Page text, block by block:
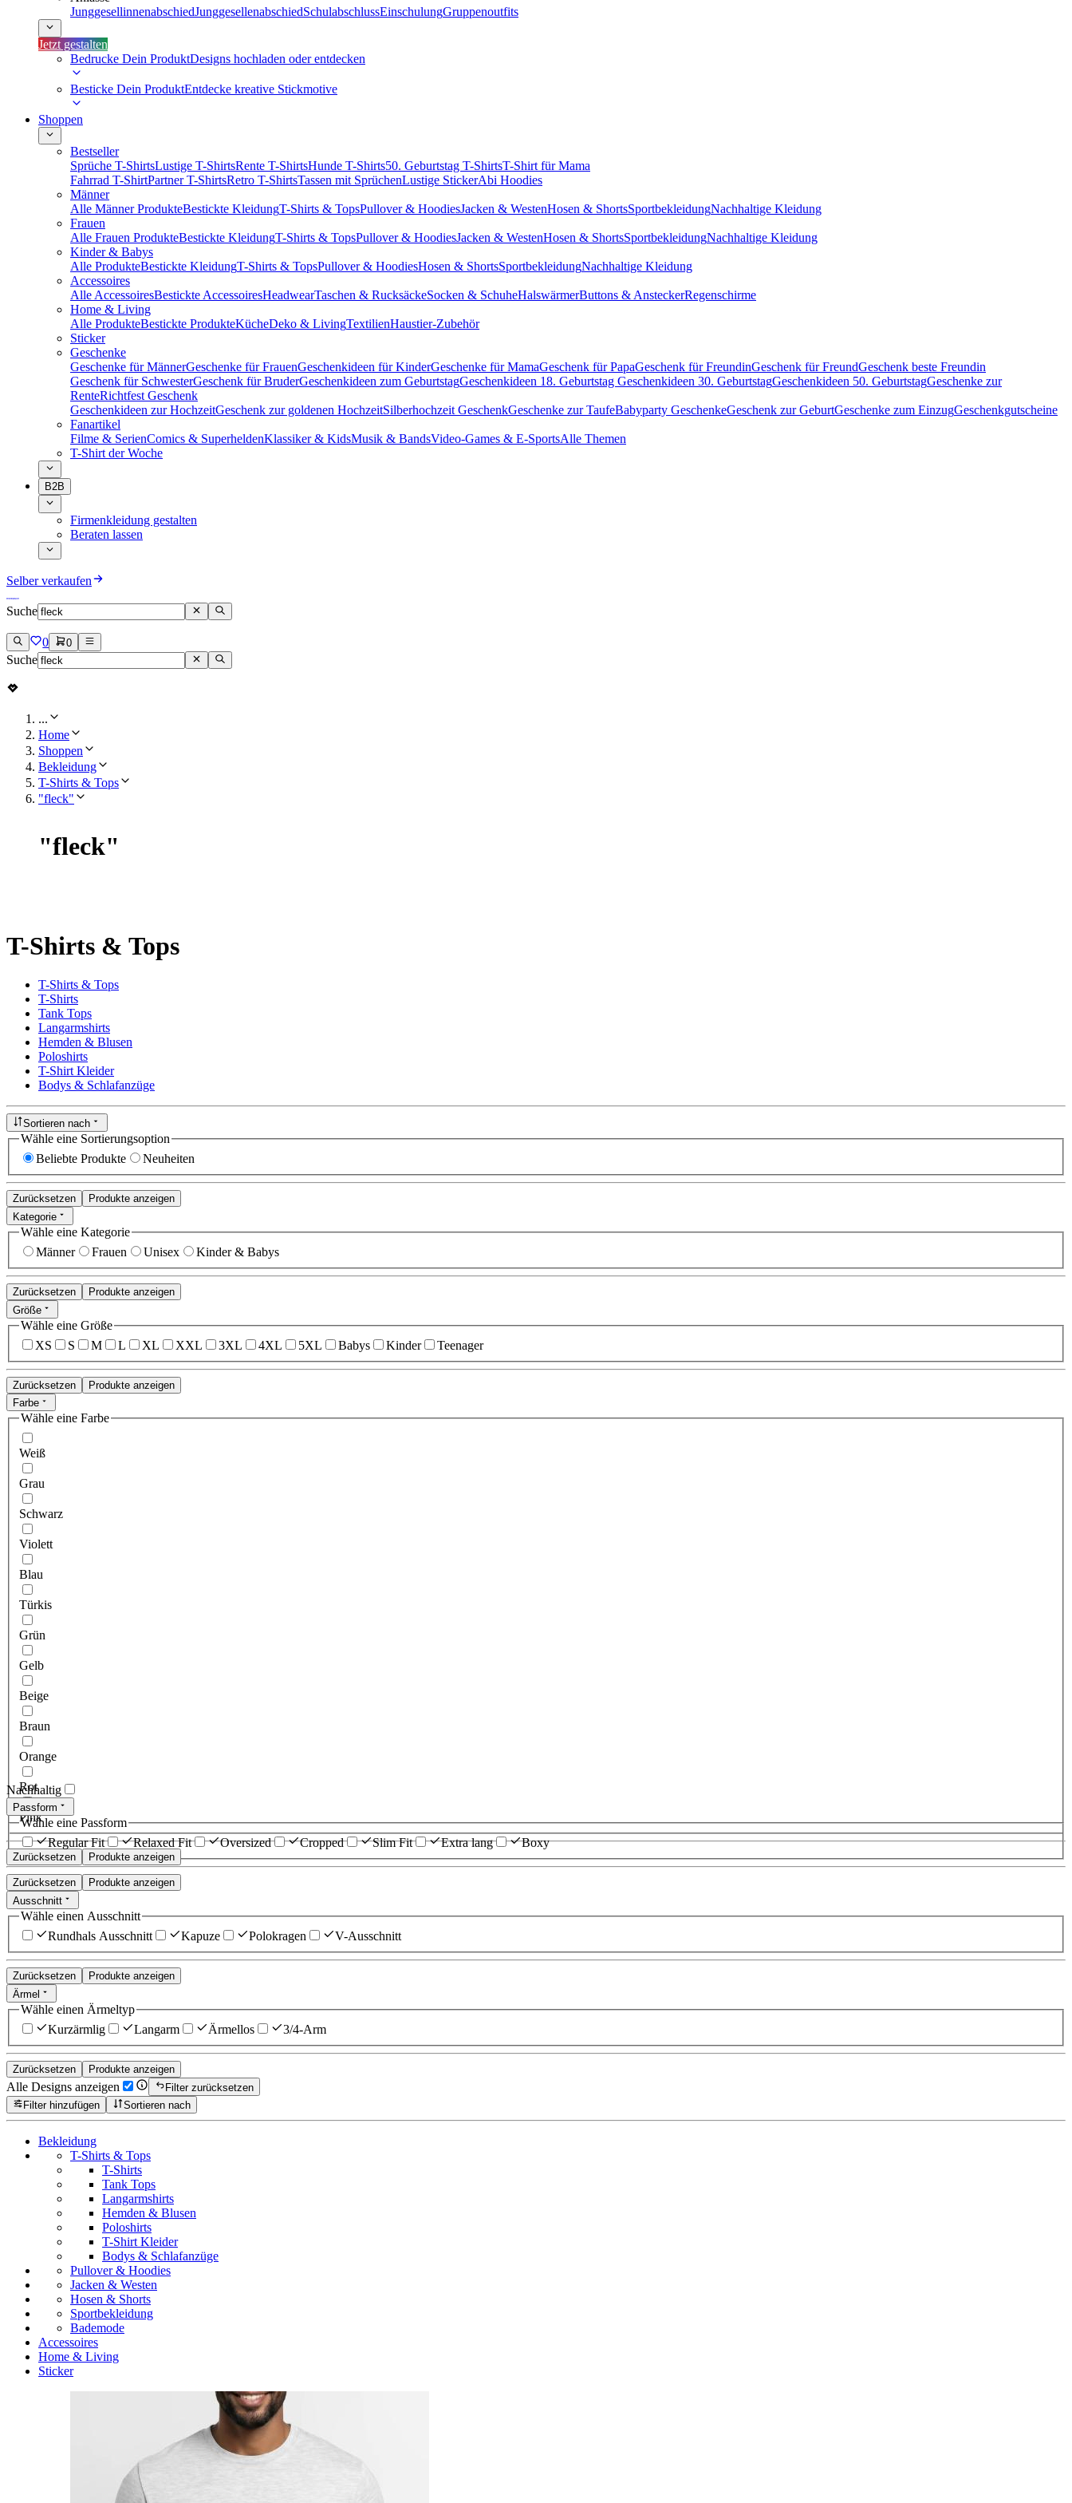
JunggesellinnenabschiedJunggesellenabschiedSchulabschlussEinschulungGruppenoutfits
Jetzt gestalten
Bedrucke Dein ProduktDesigns hochladen oder entdecken
Besticke Dein ProduktEntdecke kreative Stickmotive
Shoppen
Bestseller
Sprüche T-ShirtsLustige T-ShirtsRente T-ShirtsHunde T-Shirts50. Geburtstag T-ShirtsT-Shirt für Mama
Fahrrad T-ShirtPartner T-ShirtsRetro T-ShirtsTassen mit SprüchenLustige StickerAbi Hoodies
Männer
Alle Männer ProdukteBestickte KleidungT-Shirts & TopsPullover & HoodiesJacken & WestenHosen & ShortsSportbekleidungNachhaltige Kleidung
Frauen
Alle Frauen ProdukteBestickte KleidungT-Shirts & TopsPullover & HoodiesJacken & WestenHosen & ShortsSportbekleidungNachhaltige Kleidung
Kinder & Babys
Alle ProdukteBestickte KleidungT-Shirts & TopsPullover & HoodiesHosen & ShortsSportbekleidungNachhaltige Kleidung
Accessoires
Alle AccessoiresBestickte AccessoiresHeadwearTaschen & RucksäckeSocken & SchuheHalswärmerButtons & AnsteckerRegenschirme
Home & Living
Alle ProdukteBestickte ProdukteKücheDeko & LivingTextilienHaustier-Zubehör
Sticker
Geschenke
Geschenke für MännerGeschenke für FrauenGeschenkideen für KinderGeschenke für MamaGeschenk für PapaGeschenk für FreundinGeschenk für FreundGeschenk beste Freundin
Geschenk für SchwesterGeschenk für BruderGeschenkideen zum GeburtstagGeschenkideen 18. Geburtstag Geschenkideen 30. GeburtstagGeschenkideen 50. GeburtstagGeschenke zur
RenteRichtfest Geschenk
Geschenkideen zur HochzeitGeschenk zur goldenen HochzeitSilberhochzeit GeschenkGeschenke zur TaufeBabyparty GeschenkeGeschenk zur GeburtGeschenke zum EinzugGeschenkgutscheine
Fanartikel
Filme & SerienComics & SuperheldenKlassiker & KidsMusik & BandsVideo-Games & E-SportsAlle Themen
T-Shirt der Woche
B2B
Firmenkleidung gestalten
Beraten lassen
Selber verkaufen
Suche
0 0
Suche
...
Home
Shoppen
Bekleidung
T-Shirts & Tops
"fleck"
"fleck"
T-Shirts & Tops
T-Shirts & Tops
T-Shirts
Tank Tops
Langarmshirts
Hemden & Blusen
Poloshirts
T-Shirt Kleider
Bodys & Schlafanzüge
Sortieren nach
Wähle eine Sortierungsoption
Beliebte Produkte
Neuheiten
Zurücksetzen
Produkte anzeigen
Kategorie
Wähle eine Kategorie
Männer
Frauen Unisex Kinder & Babys
Zurücksetzen
Produkte anzeigen
Größe
Wähle eine Größe
XS
S M L XL XXL 3XL 4XL 5XL Babys Kinder Teenager
Zurücksetzen
Produkte anzeigen
Farbe
Wähle eine Farbe
Weiß
Grau
Schwarz
Violett
Blau
Türkis
Grün
Gelb
Beige
Braun
Orange
Rot
Pink
Zurücksetzen Produkte anzeigen
Nachhaltig
Passform
Wähle eine Passform
Regular Fit
Relaxed Fit Oversized Cropped Slim Fit Extra lang Boxy
Zurücksetzen
Produkte anzeigen
Ausschnitt
Wähle einen Ausschnitt
Rundhals Ausschnitt
Kapuze Polokragen V-Ausschnitt
Zurücksetzen
Produkte anzeigen
Ärmel
Wähle einen Ärmeltyp
Kurzärmlig
Langarm Ärmellos 3/4-Arm
Zurücksetzen Produkte anzeigen
Alle Designs anzeigen
Filter zurücksetzen
Filter hinzufügen
Sortieren nach
Bekleidung
T-Shirts & Tops
T-Shirts
Tank Tops
Langarmshirts
Hemden & Blusen
Poloshirts
T-Shirt Kleider
Bodys & Schlafanzüge
Pullover & Hoodies
Jacken & Westen
Hosen & Shorts
Sportbekleidung
Bademode
Accessoires
Home & Living
Sticker